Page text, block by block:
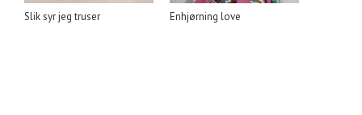
Slik syr jeg truser Enhjørning love